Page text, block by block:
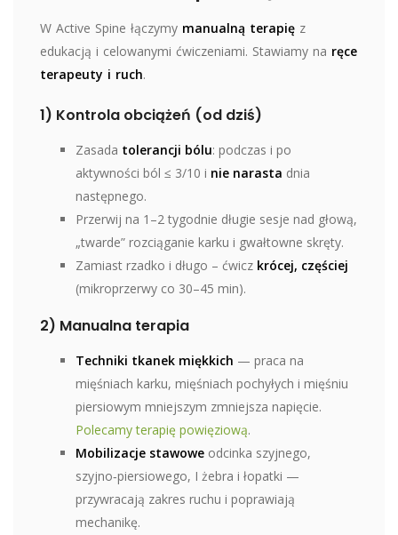
W Active Spine łączymy manualną terapię z
edukacją i celowanymi ćwiczeniami. Stawiamy na ręce
terapeuty i ruch.
1) Kontrola obciążeń (od dziś)
Zasada tolerancji bólu: podczas i po
aktywności ból ≤ 3/10 i nie narasta dnia
następnego.
Przerwij na 1–2 tygodnie długie sesje nad głową,
„twarde” rozciąganie karku i gwałtowne skręty.
Zamiast rzadko i długo – ćwicz krócej, częściej
(mikroprzerwy co 30–45 min).
2) Manualna terapia
Techniki tkanek miękkich — praca na
mięśniach karku, mięśniach pochyłych i mięśniu
piersiowym mniejszym zmniejsza napięcie.
Polecamy terapię powięziową.
Mobilizacje stawowe odcinka szyjnego,
szyjno‑piersiowego, I żebra i łopatki —
przywracają zakres ruchu i poprawiają
mechanikę.